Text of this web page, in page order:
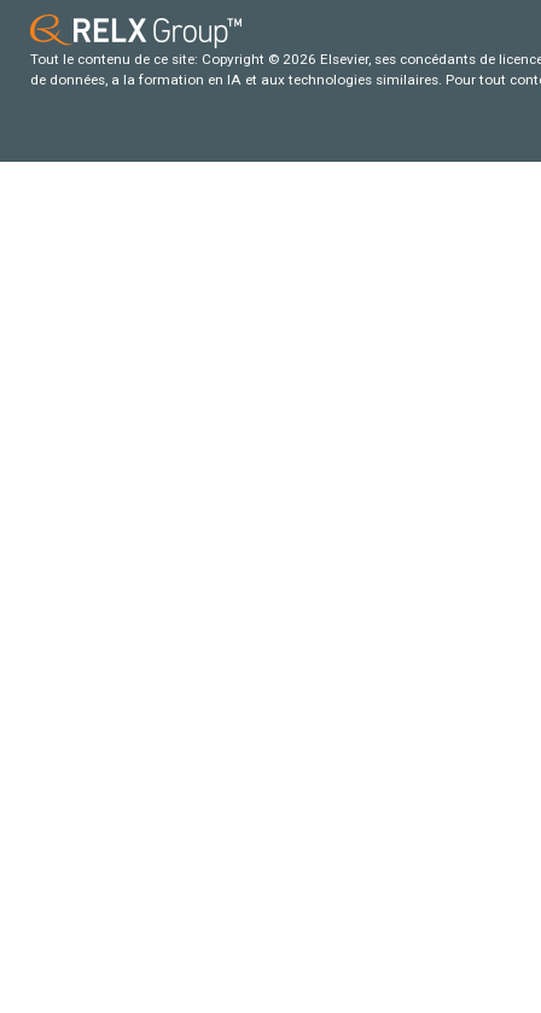
Tout le contenu de ce site: Copyright © 2026 Elsevier, ses concédants de
de données, a la formation en IA et aux technologies similaires. Pour tout